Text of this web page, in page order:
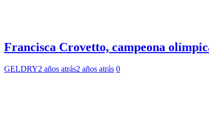
Francisca Crovetto, campeona
GELDRY2 años atrás2 años atrás 0